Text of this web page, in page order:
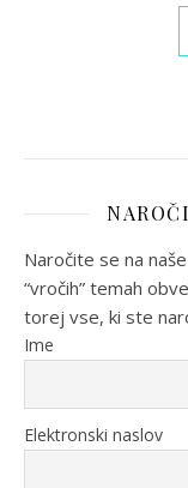
Naročite se na
“vročih” temah
torej vse, ki ste
Ime
Elektronski naslov